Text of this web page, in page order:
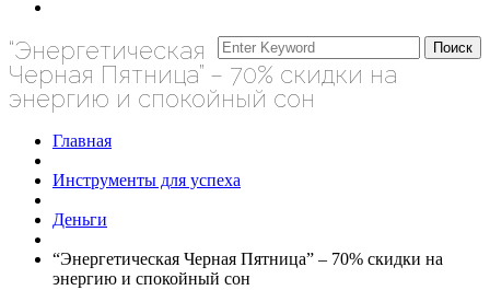
“Энергетическая
Черная Пятница” – 70% скидки на
энергию и спокойный сон
Главная
Инструменты для успеха
Деньги
“Энергетическая Черная Пятница” – 70% скидки на
энергию и спокойный сон